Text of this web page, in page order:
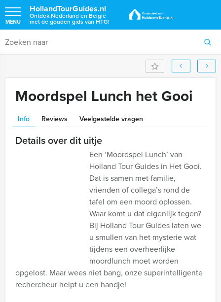
HollandTourGuides.nl
Ontdek Nederland en België
met de gouden gids van HTG!
MENU
Moordspel Lunch het Gooi
Info Reviews Veelgestelde vragen
Details over dit uitje
Een ‘Moordspel Lunch’ van
Holland Tour Guides in Het Gooi.
Dat is samen met familie,
vrienden of collega’s rond de
tafel om een moord oplossen.
Waar komt u dat eigenlijk tegen?
Bij Holland Tour Guides laten we
u smullen van het mysterie wat
tijdens een overheerlijke
moordlunch moet worden
opgelost. Maar wees niet bang, onze superintelligente
rechercheur helpt u een handje!